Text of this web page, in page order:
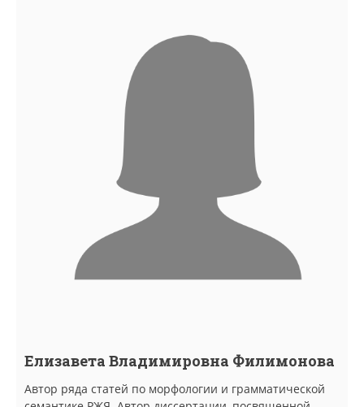
Елизавета Владимировна Филимонова
Автор ряда статей по морфологии и грамматической